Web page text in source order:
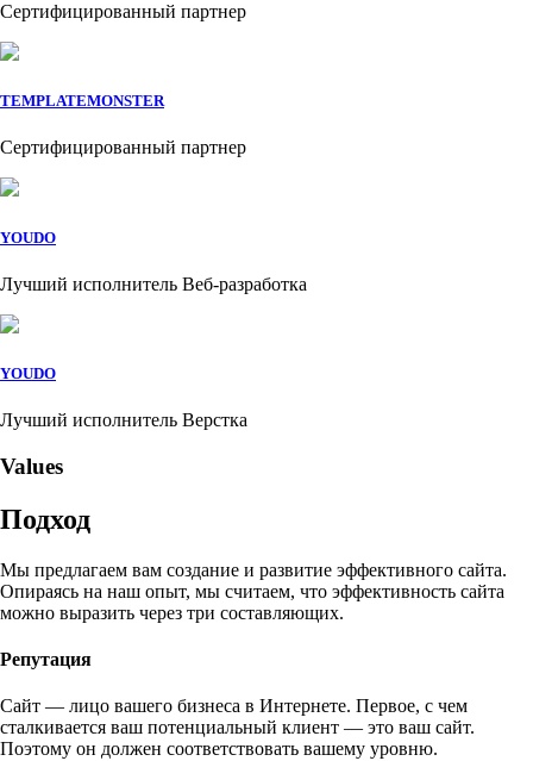
Сертифицированный партнер
TEMPLATEMONSTER
Сертифицированный партнер
YOUDO
Лучший исполнитель Веб-разработка
YOUDO
Лучший исполнитель Верстка
Values
Подход
Мы предлагаем вам создание и развитие эффективного сайта.
Опираясь на наш опыт, мы считаем, что эффективность сайта
можно выразить через три составляющих.
Репутация
Сайт — лицо вашего бизнеса в Интернете. Первое, с чем
сталкивается ваш потенциальный клиент — это ваш сайт.
Поэтому он должен соответствовать вашему уровню.